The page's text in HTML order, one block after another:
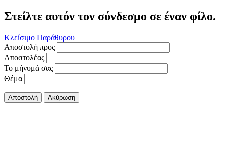
Στείλτε αυτόν τον σύνδεσμο σε έναν φίλο.
Κλείσιμο Παράθυρου
Αποστολή προς
Αποστολέας
Το μήνυμά σας
Θέμα
Αποστολή Ακύρωση